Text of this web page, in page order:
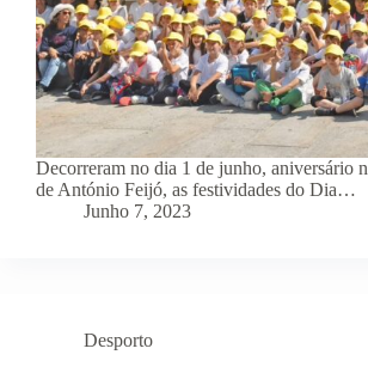
Decorreram no dia 1 de junho, aniversário
de António Feijó, as festividades do Dia…
Junho 7, 2023
Desporto